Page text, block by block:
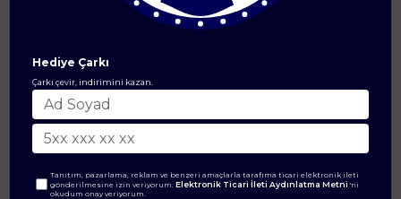
Hediye Çarkı
Çarkı çevir, indirimini kazan.
Tanıtım, pazarlama, reklam ve benzeri amaçlarla tarafıma ticari elektronik ileti
gönderilmesine izin veriyorum.Elektronik Ticari İleti Aydınlatma Metni 'ni
okudum onay veriyorum.